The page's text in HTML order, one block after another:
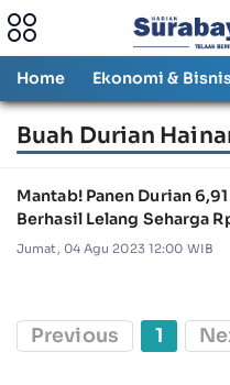
Home Ekonomi &
Buah Durian
Mantab! Panen Durian
Berhasil Lelang Seharga
Jumat, 04 Agu 2023 12:00 WIB
Previous 1